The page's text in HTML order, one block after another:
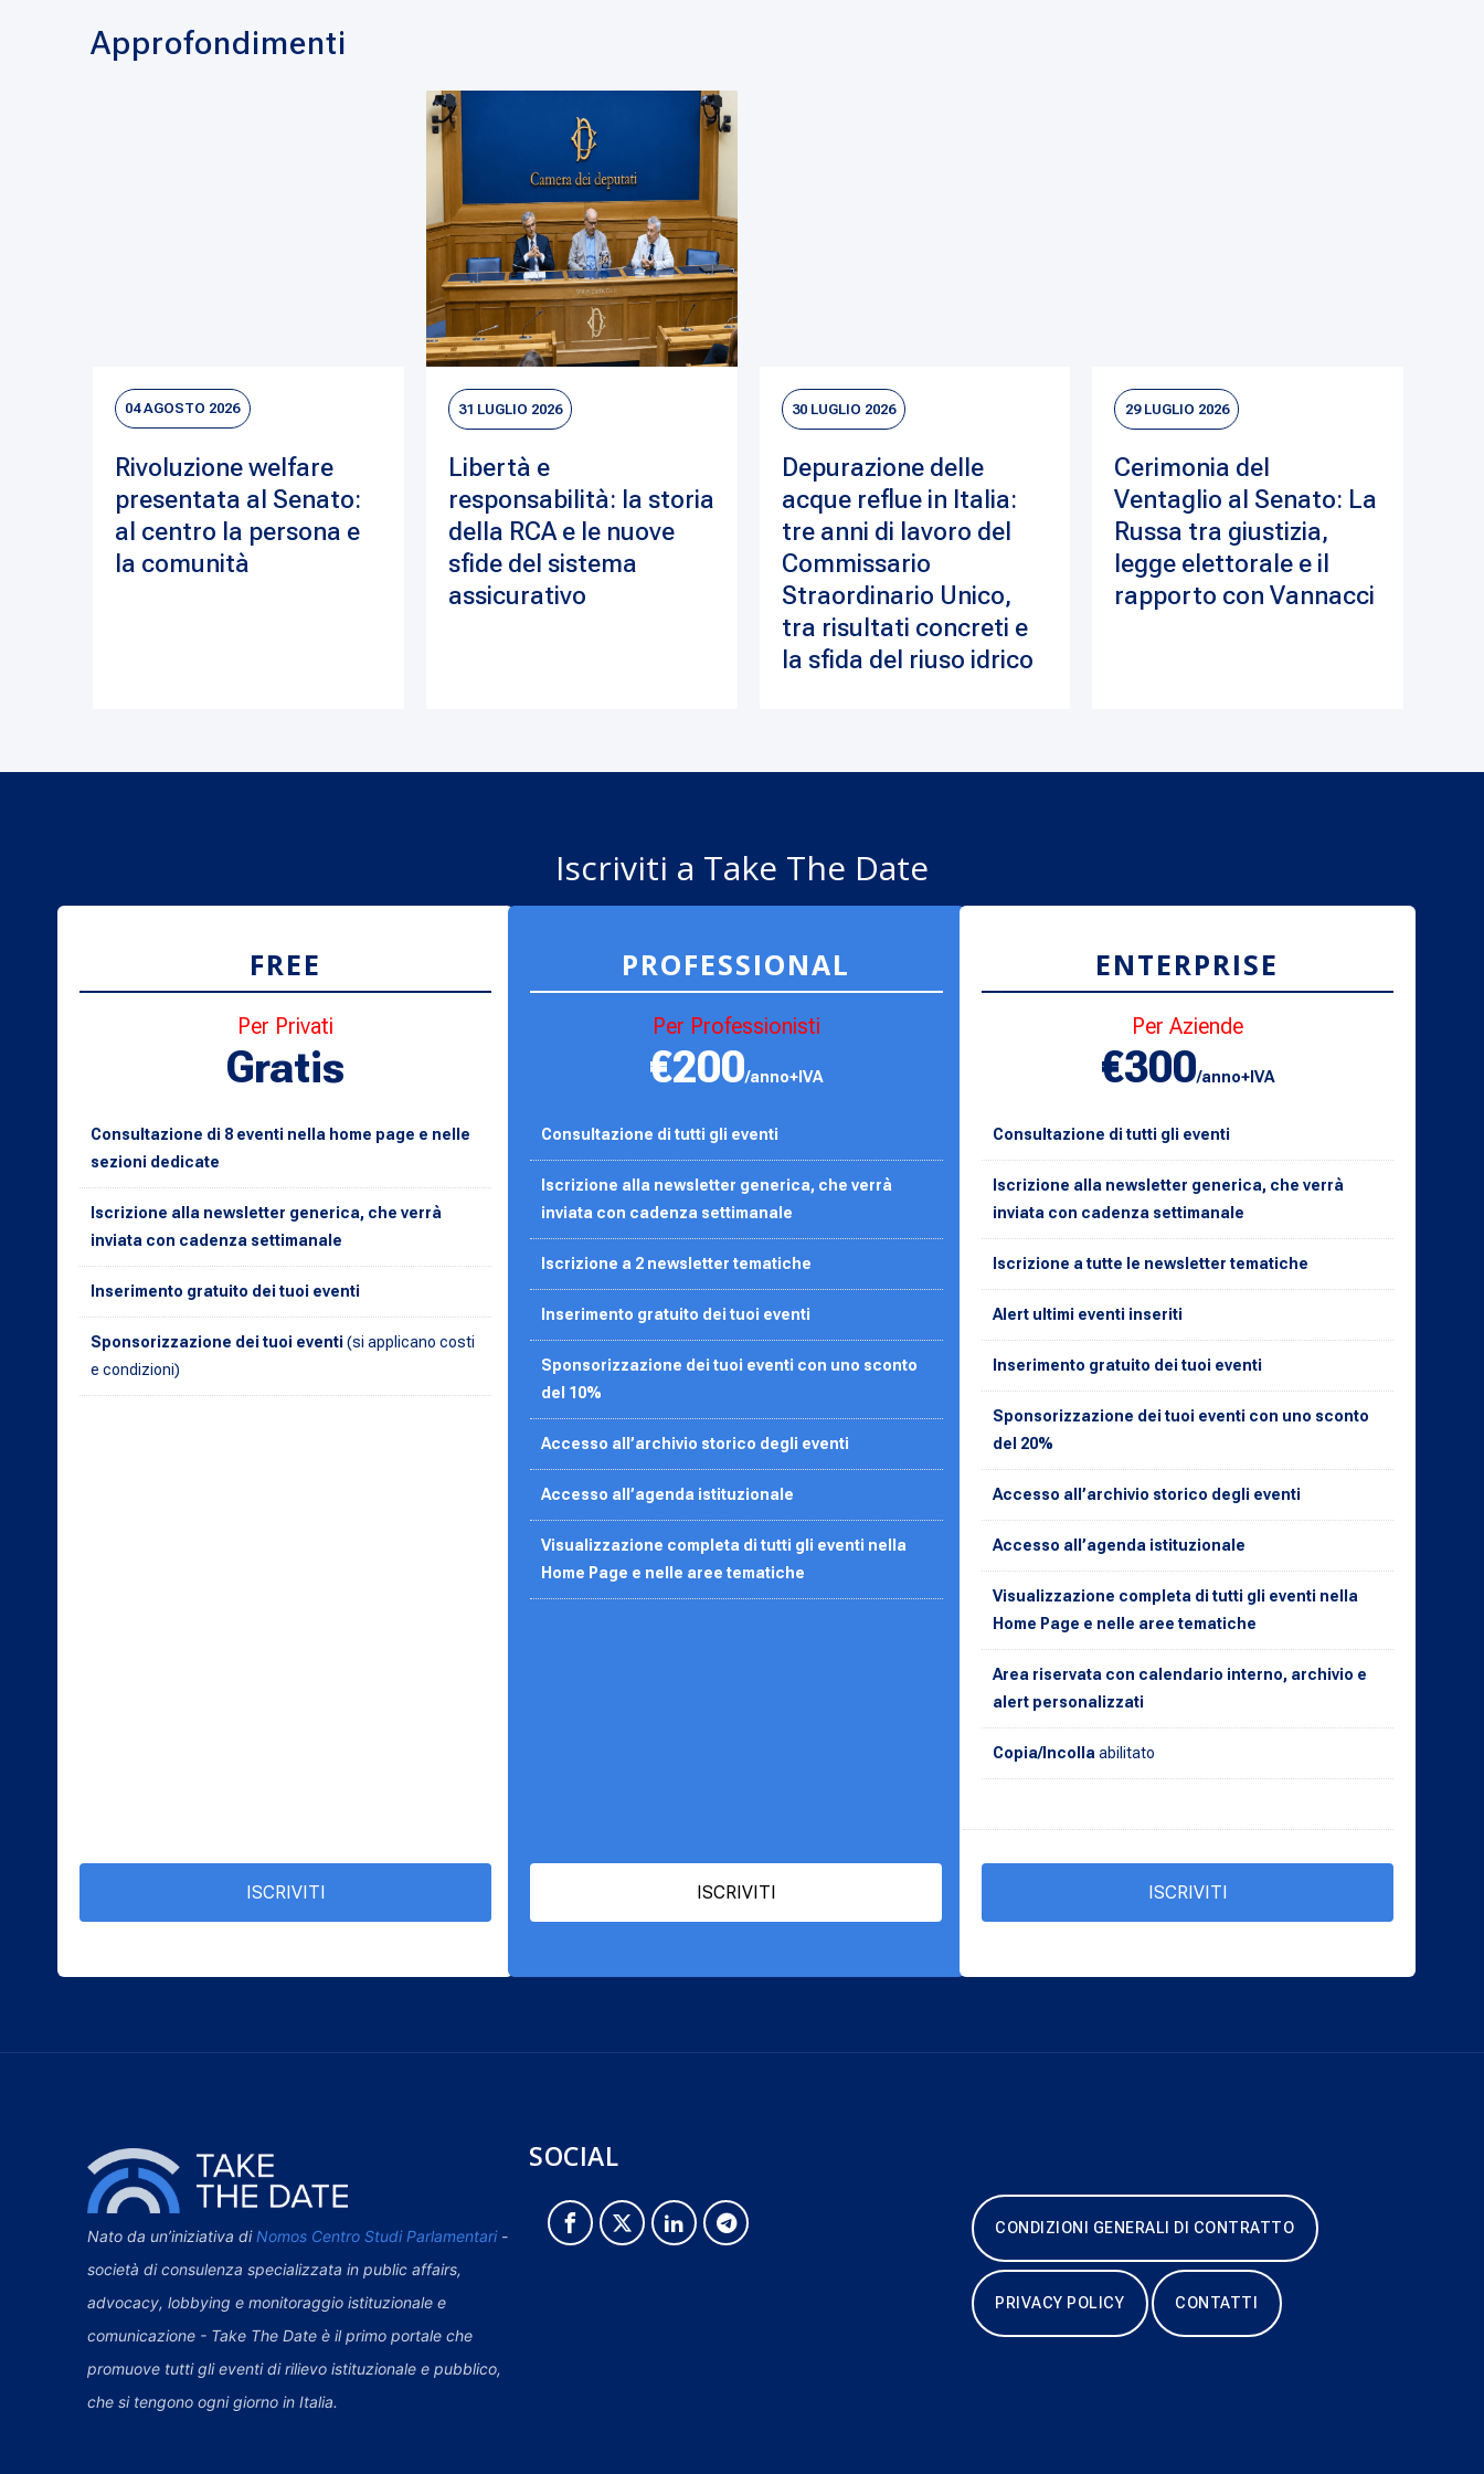
Approfondimenti
04 AGOSTO 2026
Rivoluzione welfare
presentata al Senato:
al centro la persona e
la comunità
31 LUGLIO 2026
Libertà e
responsabilità: la storia
della RCA e le nuove
sfide del sistema
assicurativo
30 LUGLIO 2026
Depurazione delle
acque reflue in Italia:
tre anni di lavoro del
Commissario
Straordinario Unico,
tra risultati concreti e
la sfida del riuso idrico
29 LUGLIO 2026
Cerimonia del
Ventaglio al Senato: La
Russa tra giustizia,
legge elettorale e il
rapporto con Vannacci
Iscriviti a Take The Date
FREE
Per Privati
Gratis
Consultazione di 8 eventi nella home page e nelle
sezioni dedicate
Iscrizione alla newsletter generica, che verrà
inviata con cadenza settimanale
Inserimento gratuito dei tuoi eventi
Sponsorizzazione dei tuoi eventi (si applicano costi
e condizioni)
ISCRIVITI
PROFESSIONAL
Per Professionisti
€200/anno+IVA
Consultazione di tutti gli eventi
Iscrizione alla newsletter generica, che verrà
inviata con cadenza settimanale
Iscrizione a 2 newsletter tematiche
Inserimento gratuito dei tuoi eventi
Sponsorizzazione dei tuoi eventi con uno sconto
del 10%
Accesso all’archivio storico degli eventi
Accesso all’agenda istituzionale
Visualizzazione completa di tutti gli eventi nella
Home Page e nelle aree tematiche
ISCRIVITI
ENTERPRISE
Per Aziende
€300/anno+IVA
Consultazione di tutti gli eventi
Iscrizione alla newsletter generica, che verrà
inviata con cadenza settimanale
Iscrizione a tutte le newsletter tematiche
Alert ultimi eventi inseriti
Inserimento gratuito dei tuoi eventi
Sponsorizzazione dei tuoi eventi con uno sconto
del 20%
Accesso all’archivio storico degli eventi
Accesso all’agenda istituzionale
Visualizzazione completa di tutti gli eventi nella
Home Page e nelle aree tematiche
Area riservata con calendario interno, archivio e
alert personalizzati
Copia/Incolla abilitato
ISCRIVITI
Nato da un’iniziativa di Nomos Centro Studi Parlamentari-
società di consulenza specializzata in public affairs,
advocacy, lobbying e monitoraggio istituzionale e
comunicazione - Take The Date è il primo portale che
promuove tutti gli eventi di rilievo istituzionale e pubblico,
che si tengono ogni giorno in Italia.
SOCIAL
CONDIZIONI GENERALI DI CONTRATTO
PRIVACY POLICY CONTATTI